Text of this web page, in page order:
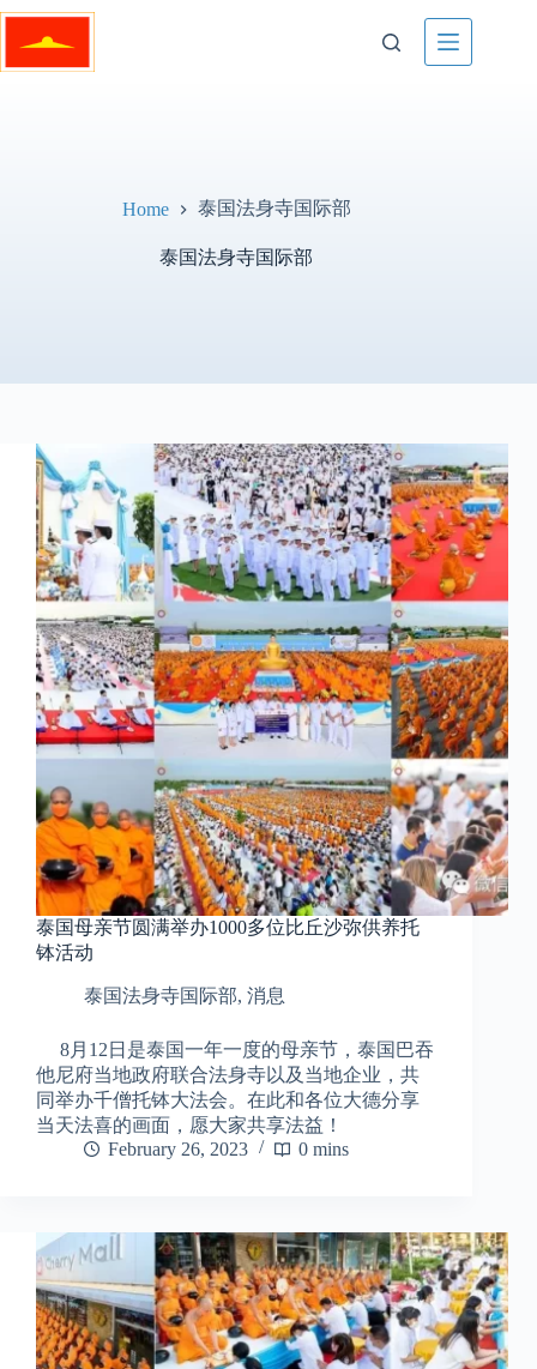
Skip
content
Home 泰国法身寺国际部
泰国法身寺国际部
泰国母亲节圆满举办1000多位比丘沙弥供养托
钵活动
泰国法身寺国际部, 消息
8月12日是泰国一年一度的母亲节，泰国巴吞
他尼府当地政府联合法身寺以及当地企业，共
同举办千僧托钵大法会。在此和各位大德分享
当天法喜的画面，愿大家共享法益！
February 26, 2023
0 mins